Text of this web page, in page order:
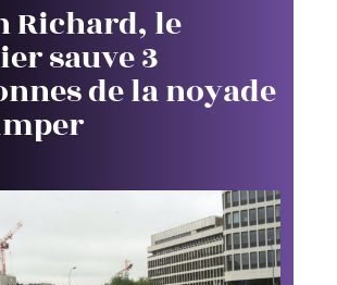
Richard, le
sauve 3
de la noyade